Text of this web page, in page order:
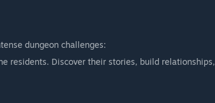
dungeon challenges:
residents. Discover their stories, build relationships,